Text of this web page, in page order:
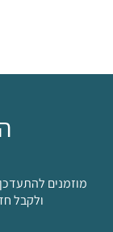
מוזמנים
ולקבל